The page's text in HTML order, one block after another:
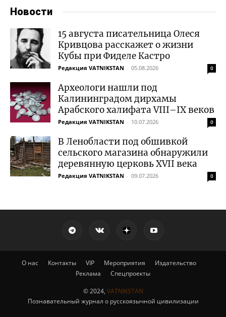
Новости
15 августа писательница Олеся
Кривцова расскажет о жизни
Кубы при Фиделе Кастро
Редакция VATNIKSTAN - 05.08.2026 0
Археологи нашли под
Калининградом дирхамы
Арабского халифата VIII–IX веков
Редакция VATNIKSTAN - 10.07.2026 0
В Ленобласти под обшивкой
сельского магазина обнаружили
деревянную церковь XVII века
Редакция VATNIKSTAN - 09.07.2026 0
О нас Контакты VIP Мероприятия
Издательство
Реклама
Спецпроекты
© 2024, VATNIKSTAN
Познавательный журнал о русскоязычной цивилизации